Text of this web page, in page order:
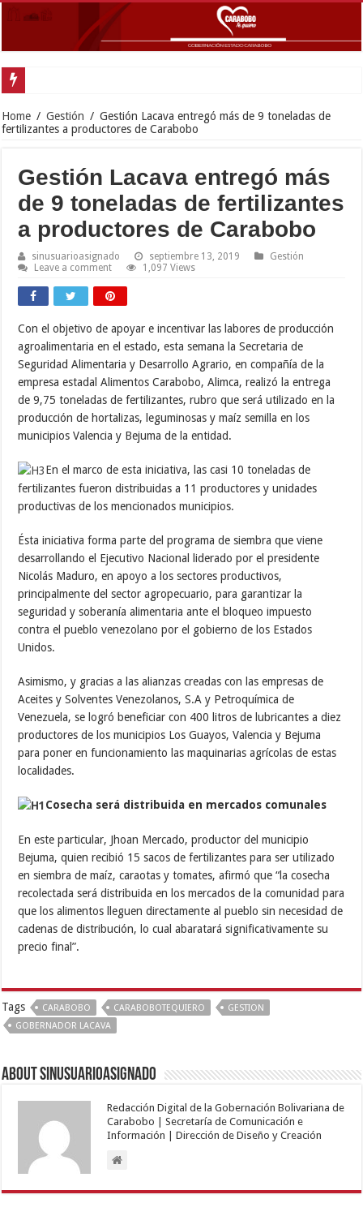
Home / Gestión / Gestión Lacava entregó más de 9 toneladas de
fertilizantes a productores de Carabobo
Gestión Lacava entregó más
de 9 toneladas de fertilizantes
a productores de Carabobo
sinusuarioasignado septiembre 13, 2019
Gestión
Leave a comment
1,097 Views
Con el objetivo de apoyar e incentivar las labores de producción
agroalimentaria en el estado, esta semana la Secretaria de
Seguridad Alimentaria y Desarrollo Agrario, en compañía de la
empresa estadal Alimentos Carabobo, Alimca, realizó la entrega
de 9,75 toneladas de fertilizantes, rubro que será utilizado en la
producción de hortalizas, leguminosas y maíz semilla en los
municipios Valencia y Bejuma de la entidad.
En el marco de esta iniciativa, las casi 10 toneladas de
fertilizantes fueron distribuidas a 11 productores y unidades
productivas de los mencionados municipios.
Ésta iniciativa forma parte del programa de siembra que viene
desarrollando el Ejecutivo Nacional liderado por el presidente
Nicolás Maduro, en apoyo a los sectores productivos,
principalmente del sector agropecuario, para garantizar la
seguridad y soberanía alimentaria ante el bloqueo impuesto
contra el pueblo venezolano por el gobierno de los Estados
Unidos.
Asimismo, y gracias a las alianzas creadas con las empresas de
Aceites y Solventes Venezolanos, S.A y Petroquímica de
Venezuela, se logró beneficiar con 400 litros de lubricantes a diez
productores de los municipios Los Guayos, Valencia y Bejuma
para poner en funcionamiento las maquinarias agrícolas de estas
localidades.
Cosecha será distribuida en mercados comunales
En este particular, Jhoan Mercado, productor del municipio
Bejuma, quien recibió 15 sacos de fertilizantes para ser utilizado
en siembra de maíz, caraotas y tomates, afirmó que “la cosecha
recolectada será distribuida en los mercados de la comunidad para
que los alimentos lleguen directamente al pueblo sin necesidad de
cadenas de distribución, lo cual abaratará significativamente su
precio final”.
Tags CARABOBO CARABOBOTEQUIERO
GESTION
GOBERNADOR LACAVA
About sinusuarioasignado
Redacción Digital de la Gobernación Bolivariana de
Carabobo | Secretaría de Comunicación e
Información | Dirección de Diseño y Creación